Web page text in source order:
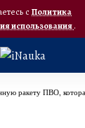
с Политика
использования.
ракету ПВО,